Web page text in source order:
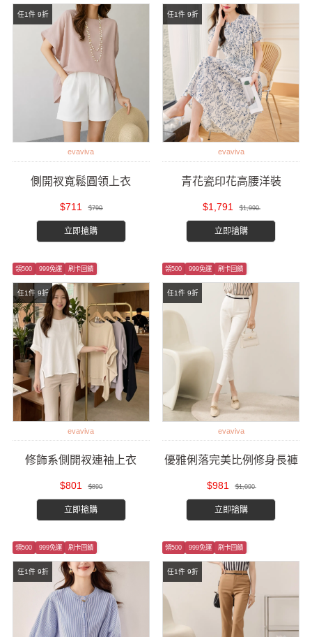
任1件 9折
evaviva
側開衩寬鬆圓領上衣
$711 $790
立即搶購
任1件 9折
evaviva
青花瓷印花高腰洋裝
$1,791 $1,990
立即搶購
任1件 9折
領500 999免運 刷卡回饋
evaviva
修飾系側開衩連袖上衣
$801 $890
立即搶購
任1件 9折
領500 999免運 刷卡回饋
evaviva
優雅俐落完美比例修身長褲
$981 $1,090
立即搶購
任1件 9折
領500 999免運 刷卡回饋
任1件 9折
領500 999免運 刷卡回饋